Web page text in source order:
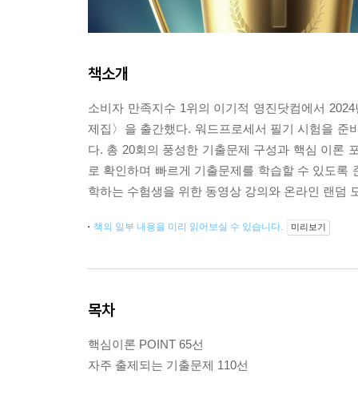
책소개
소비자 만족지수 1위의 이기적 영진닷컴에서
제집〉을 출간했다. 워드프로세서 필기 시험을 준
다. 총 20회의 풍성한 기출문제 구성과 핵심 이론
로 확인하며 빠르게 기출문제를 학습할 수 있도록
학하는 수험생을 위한 동영상 강의와 온라인 랜덤
책의 일부 내용을 미리 읽어보실 수 있습니다. 미리보기
목차
핵심이론 POINT 65선
자주 출제되는 기출문제 110선